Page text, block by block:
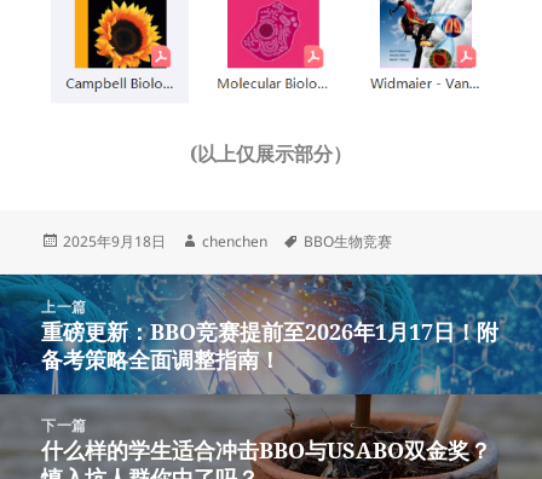
(以上仅展示部分）
发
于
2025年9月18日
作
chenchen
标
BBO生物竞赛
文
章
导
航
上一篇
上
篇
文
章：
重磅更新：BBO竞赛提前至2026年1月17日！附
备考策略全面调整指南！
下一篇
下
什么样的学生适合冲击BBO与USABO双金奖？